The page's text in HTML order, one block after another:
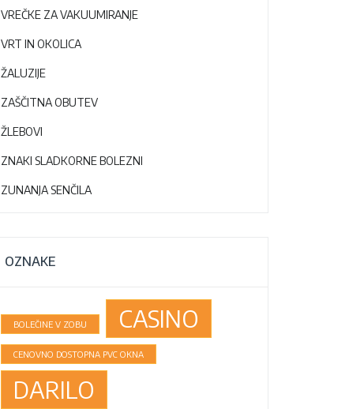
VREČKE ZA VAKUUMIRANJE
VRT IN OKOLICA
ŽALUZIJE
ZAŠČITNA OBUTEV
ŽLEBOVI
ZNAKI SLADKORNE BOLEZNI
ZUNANJA SENČILA
OZNAKE
BOLEČINE V ZOBU CASINO
CENOVNO DOSTOPNA PVC OKNA
DARILO